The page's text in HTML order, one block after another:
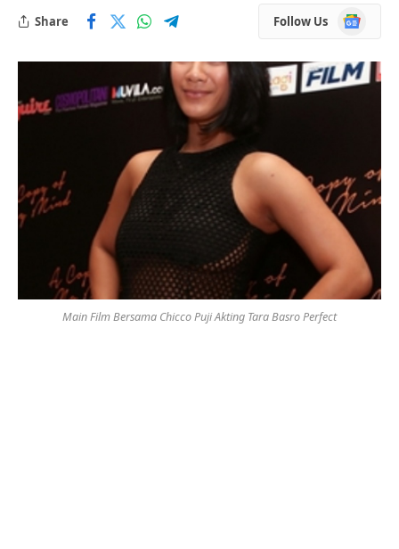
Share Follow Us
Google
News
Main Film Bersama Chicco Puji Akting Tara Basro Perfect